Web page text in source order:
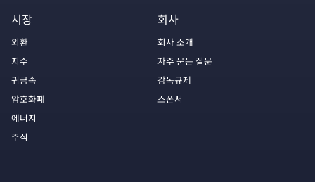
시장
외환
지수
귀금속
암호화폐
에너지
주식
회사
회사 소개
자주 묻는 질문
감독규제
스폰서